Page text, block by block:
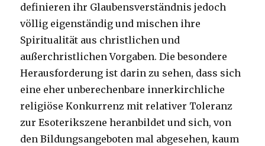
definieren ihr Glaubensverständnis jedoch
völlig eigenständig und mischen ihre
Spiritualität aus christlichen und
außerchristlichen Vorgaben. Die besondere
Herausforderung ist darin zu sehen, dass sich
eine eher unberechenbare innerkirchliche
religiöse Konkurrenz mit relativer Toleranz
zur Esoterikszene heranbildet und sich, von
den Bildungsangeboten mal abgesehen, kaum